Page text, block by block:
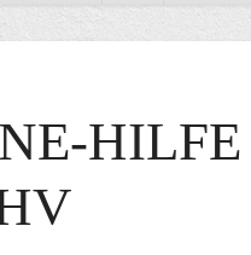
HILFE